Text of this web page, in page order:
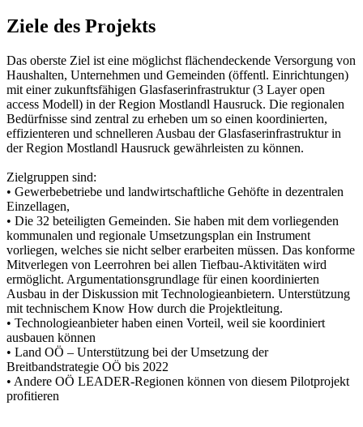
Ziele des Projekts
Das oberste Ziel ist eine möglichst flächendeckende Versorgung von
Haushalten, Unternehmen und Gemeinden (öffentl. Einrichtungen)
mit einer zukunftsfähigen Glasfaserinfrastruktur (3 Layer open
access Modell) in der Region Mostlandl Hausruck. Die regionalen
Bedürfnisse sind zentral zu erheben um so einen koordinierten,
effizienteren und schnelleren Ausbau der Glasfaserinfrastruktur in
der Region Mostlandl Hausruck gewährleisten zu können.
Zielgruppen sind:
• Gewerbebetriebe und landwirtschaftliche Gehöfte in dezentralen
Einzellagen,
• Die 32 beteiligten Gemeinden. Sie haben mit dem vorliegenden
kommunalen und regionale Umsetzungsplan ein Instrument
vorliegen, welches sie nicht selber erarbeiten müssen. Das konforme
Mitverlegen von Leerrohren bei allen Tiefbau-Aktivitäten wird
ermöglicht. Argumentationsgrundlage für einen koordinierten
Ausbau in der Diskussion mit Technologieanbietern. Unterstützung
mit technischem Know How durch die Projektleitung.
• Technologieanbieter haben einen Vorteil, weil sie koordiniert
ausbauen können
• Land OÖ – Unterstützung bei der Umsetzung der
Breitbandstrategie OÖ bis 2022
• Andere OÖ LEADER-Regionen können von diesem Pilotprojekt
profitieren